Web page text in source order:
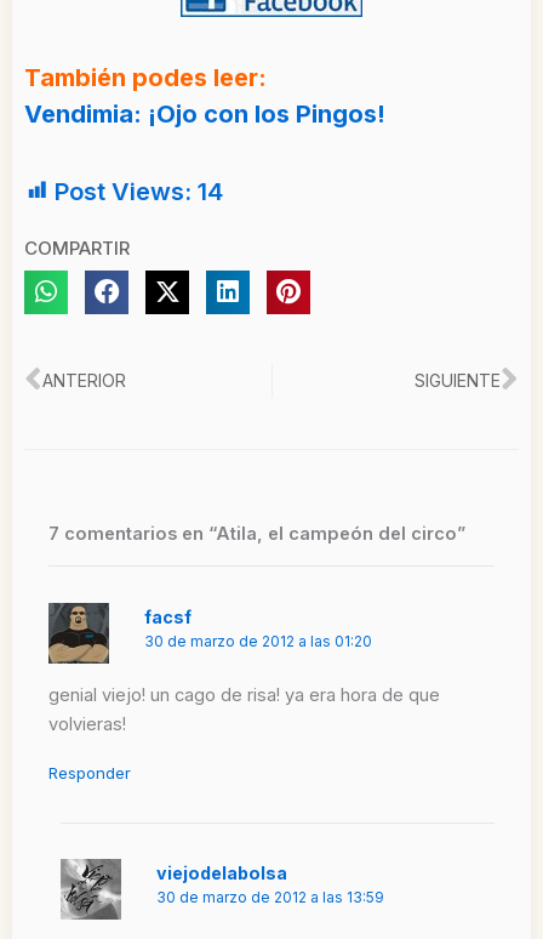
También podes leer:
Vendimia: ¡Ojo con los Pingos!
Post Views: 14
COMPARTIR
Ant
ANTERIOR SIGUIENTE
7 comentarios en “Atila, el campeón del circo”
facsf
30 de marzo de 2012 a las 01:20
genial viejo! un cago de risa! ya era hora de que
volvieras!
Responder
viejodelabolsa
30 de marzo de 2012 a las 13:59